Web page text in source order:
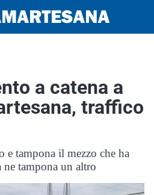
a catena a
traffico
tampona il mezzo che ha
ne tampona un altro